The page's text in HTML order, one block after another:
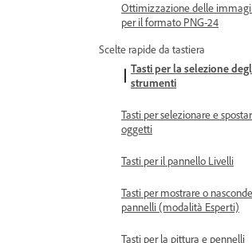
Ottimizzazione delle
per il formato PNG-24
Scelte rapide da tastiera
Tasti per la selezione
strumenti
Tasti per selezionare e
oggetti
Tasti per il pannello Livelli
Tasti per mostrare o
pannelli (modalità Esperti)
Tasti per la pittura e pennelli